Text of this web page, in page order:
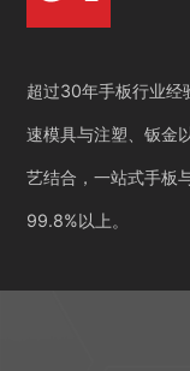
超过30年手板行业经
速模具与注塑、钣金
艺结合，一站式手板
99.8%以上。